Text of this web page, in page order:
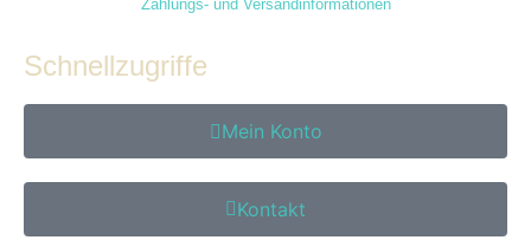
Zahlungs- und Versandinformationen
Schnellzugriffe
Mein Konto
Kontakt